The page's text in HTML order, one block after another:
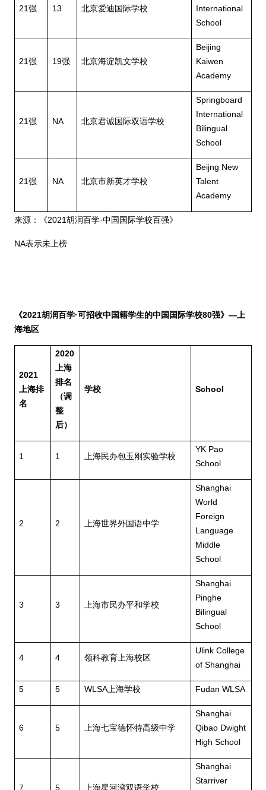
21强 13 北京爱迪国际学校
International
School
21强 19强 北京海淀凯文学校
Beijing
Kaiwen
Academy
21强 NA 北京君诚国际双语学校
Springboard
International
Bilingual
School
21强 NA 北京市新英才学校
Beijng New
Talent
Academy
来源：《2021胡润百学·中国国际学校百强》
NA表示未上榜
《2021胡润百学·可招收中国籍学生的中国国际学校80强》—上
海地区
2021
上海排
名
2020
上海
排名
（调
整
后）
学校 School
1 1 上海民办包玉刚实验学校
YK Pao
School
2 2 上海世界外国语中学
Shanghai
World
Foreign
Language
Middle
School
3 3 上海市民办平和学校
Shanghai
Pinghe
Bilingual
School
4 4 领科教育上海校区
Ulink College
of Shanghai
5 5 WLSA 上海学校 Fudan WLSA
6 5 上海七宝德怀特高级中学
Shanghai
Qibao Dwight
High School
7 5 上海星河湾双语学校
Shanghai
Starriver